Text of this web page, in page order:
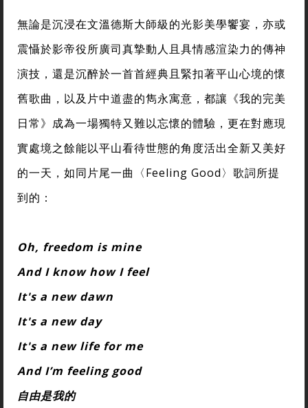
無論是沉浸在文溫德斯大師級的光影美學饗宴，亦或
震懾於影帝役所廣司真摯動人且具情感渲染力的傳神
演技，還是沉醉於一首首經典且緊扣著平山心境的懷
舊歌曲，以及片中道盡的雋永寓意，都讓《我的完美
日常》成為一場獨特又難以忘懷的體驗，更在對應現
實處境之餘能以平山看待世態的角度活出全新又美好
的一天，如同片尾一曲〈Feeling Good〉歌詞所提
到的：
Oh, freedom is mine
And I know how I feel
It's a new dawn
It's a new day
It's a new life for me
And I’m feeling good
自由是我的